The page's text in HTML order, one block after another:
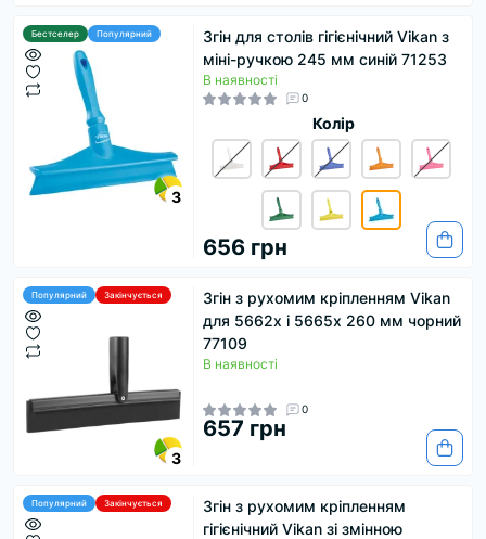
Бестселер Популярний
3
Згін для столів гігієнічний Vikan з
міні-ручкою 245 мм синій 71253
В наявності
0
Колір
656 грн
Популярний Закінчується
3
Згін з рухомим кріпленням Vikan
для 5662x і 5665x 260 мм чорний
77109
В наявності
0
657 грн
Популярний Закінчується
Згін з рухомим кріпленням
гігієнічний Vikan зі змінною